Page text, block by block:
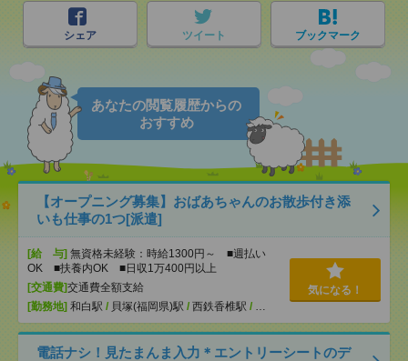
シェア ツイート ブックマーク
あなたの閲覧履歴からの
おすすめ
【オープニング募集】おばあちゃんのお散歩付き添
いも仕事の1つ[派遣]
[給 与] 無資格未経験：時給1300円～ ■週払い
OK ■扶養内OK ■日収1万400円以上
[交通費]交通費全額支給
[勤務地] 和白駅 / 貝塚(福岡県)駅 / 西鉄香椎駅 / …
気になる！
電話ナシ！見たまんま入力＊エントリーシートのデ